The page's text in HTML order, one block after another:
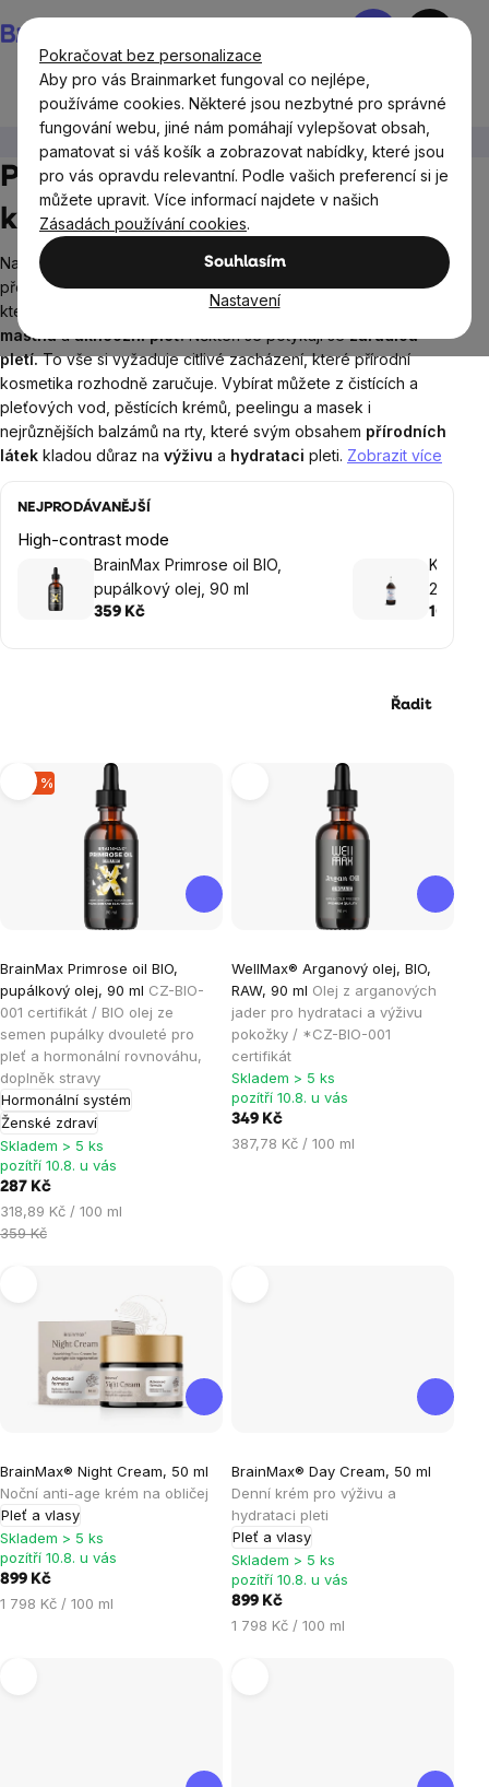
Pokračovat bez personalizace
Aby pro vás Brainmarket fungoval co nejlépe,
používáme cookies. Některé jsou nezbytné pro správné
fungování webu, jiné nám pomáhají vylepšovat obsah,
pamatovat si váš košík a zobrazovat nabídky, které jsou
pro vás opravdu relevantní. Podle vašich preferencí si je
můžete upravit. Více informací najdete v našich
Zásadách používání cookies.
Souhlasím
Nastavení
na
obsah
Nákupní
Přírodní kosmetika Péče o pleť a rty
Péče o pleť a rty - Přírodní
krémy, balzámy oleje a spreje
Naše
je denně vystavena nejrůznějším toxinům a
především její péče vyžaduje to nejšetrnější zacházení. Potíže,
které nás s pletí mohou potkat, je jejívysušení
mastnáaakneózní pleť.Někteří se potýkají sezarudlou
pletí.To vše si vyžaduje citlivé zacházení, které přírodní
kosmetika rozhodně zaručuje. Vybírat můžete z čistících a
pleťových vod, pěstících krémů, peelingu a masek i
nejrůznějších balzámů na rty, které svým obsahem přírodních
látek kladou důraz na výživu a hydrataci pleti. Zobrazit více
NEJPRODÁVANĚJŠÍ
High-contrast mode
BrainMax Primrose oil BIO,
pupálkový olej, 90 ml
359 Kč
200 ml
109 Kč
Řadit
Výpis
produktů
–20 %
BrainMax Primrose oil BIO,
pupálkový olej, 90 ml CZ-BIO-
001 certifikát / BIO olej ze
semen pupálky dvouleté pro
pleť a hormonální rovnováhu,
doplněk stravy
Hormonální systém
Ženské zdraví
hodnocení
produktu
je
5,0
z
5
hvězdiček.
Skladem > 5 ks
pozítří 10.8. u vás
287 Kč
Měrná
cena:
318,89 Kč / 100 ml
359 Kč
WellMax® Arganový olej, BIO,
RAW, 90 ml Olej z arganových
jader pro hydrataci a výživu
pokožky / *CZ-BIO-001
certifikát
hodnocení
produktu
je
5,0
z
5
hvězdiček.
Skladem > 5 ks
pozítří 10.8. u vás
349 Kč
Měrná
387,78 Kč / 100 ml
BrainMax® Night Cream, 50 ml
Noční anti-age krém na obličej
Pleť a vlasy
hodnocení
produktu
je
5,0
z
5
Skladem > 5 ks
pozítří 10.8. u vás
899 Kč
Měrná
1 798 Kč / 100 ml
BrainMax® Day Cream, 50 ml
Denní krém pro výživu a
hydrataci pleti
Pleť a vlasy
hodnocení
produktu
je
5,0
z
5
Skladem > 5 ks
pozítří 10.8. u vás
899 Kč
Měrná
1 798 Kč / 100 ml